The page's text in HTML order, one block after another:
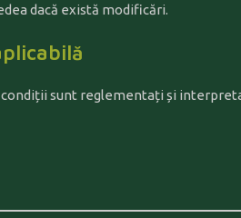
dacă există modificări.
sunt reglementați și